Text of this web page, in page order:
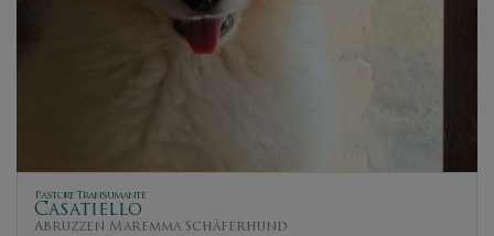
Pastore Transumante
Casatiello
Abruzzen Maremma Schäferhund